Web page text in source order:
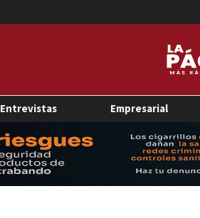
Entrevistas Empresarial